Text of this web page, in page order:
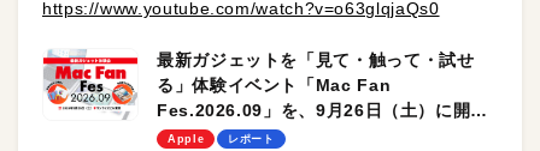
https://www.youtube.com/watch?v=o63glqjaQs0
最新ガジェットを「見て・触って・試せ
る」体験イベント「Mac Fan
Fes.2026.09」を、9月26日（土）に開催
します！
Apple レポート